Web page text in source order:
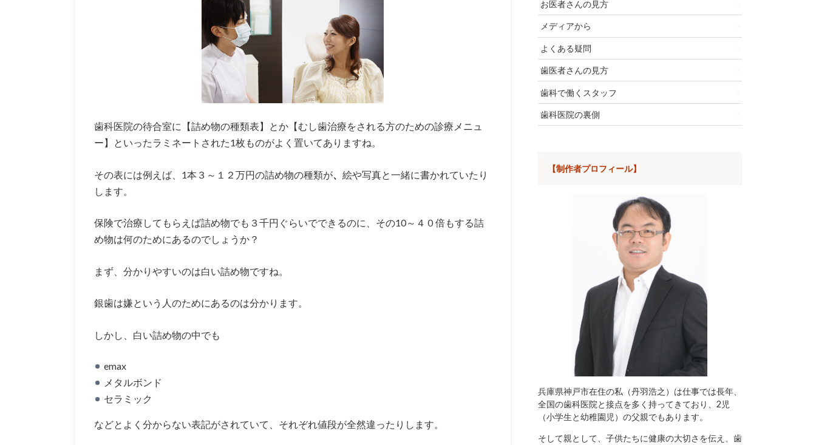
歯科医院の待合室に【詰め物の種類表】とか【むし歯治療をされる方のための診療メニュ
ー】といったラミネートされた1枚ものがよく置いてありますね。
その表には例えば、1本３～１２万円の詰め物の種類が
絵や写真と一緒に書かれていたり
します。
保険で治療してもらえば詰め物でも３千円ぐらいでできるのに、その10～４０倍もする詰
め物は何のためにあるのでしょうか？
まず、分かりやすいのは白い詰め物ですね。
銀歯は嫌という人のためにあるのは分かります。
しかし、白い詰め物の中でも
emax
メタルボンド
セラミック
などとよく分からない表記がされていて、それぞれ値段が全然違ったりします。
お医者さんの見方
メディアから
よくある疑問
歯医者さんの見方
歯科で働くスタッフ
歯科医院の裏側
【制作者プロフィール】
兵庫県神戸市在住の私（丹羽浩之）は仕事では長年、
全国の歯科医院と接点を多く持ってきており、2児
（小学生と幼稚園児）の父親でもあります。
そして親として、子供たちに健康の大切さを伝え、歯